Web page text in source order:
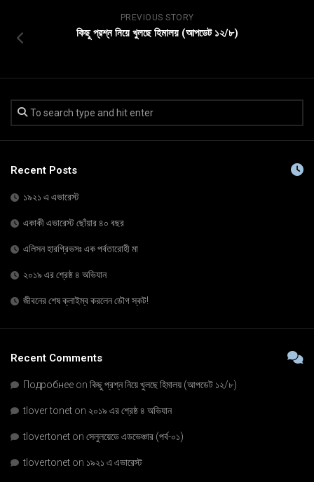
PREVIOUS STORY
কিছু প্রশ্ন নিয়ে খুলছে হিমালয় (আপডেট ১২/৮)
Recent Posts
১৯২১ এ এভারেস্ট
একাকী এভারেস্ট ছোঁয়ার ৪০ বছর
এলিসন হারগ্রিভসঃ এক পর্বতারোহী মা
২০১৯ এর শ্রেষ্ঠ ৪ অভিযান
জীবনের শেষ ক্লাইম্ব করলেন ডৌগ স্কট!
Recent Comments
Подробнее on কিছু প্রশ্ন নিয়ে খুলছে হিমালয় (আপডেট ১২/৮)
tlover tonet on ২০১৯ এর শ্রেষ্ঠ ৪ অভিযান
tlovertonet on সেলুলয়েডে এডভেঞ্চার (পর্ব-০১)
tlovertonet on ১৯২১ এ এভারেস্ট